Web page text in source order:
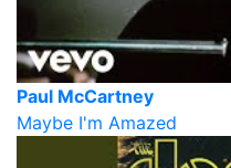
Paul McCartney
Maybe I'm Amazed